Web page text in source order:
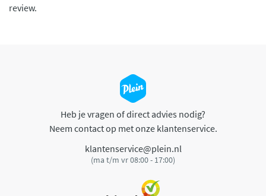
review.
Heb je vragen of direct advies nodig?
Neem contact op met onze klantenservice.
klantenservice@plein.nl
(ma t/m vr 08:00 - 17:00)